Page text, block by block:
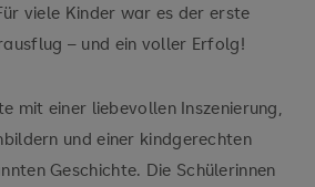
viele Kinder war es der erste
– und ein voller Erfolg!
mit einer liebevollen Inszenierung,
und einer kindgerechten
Geschichte. Die Schülerinnen